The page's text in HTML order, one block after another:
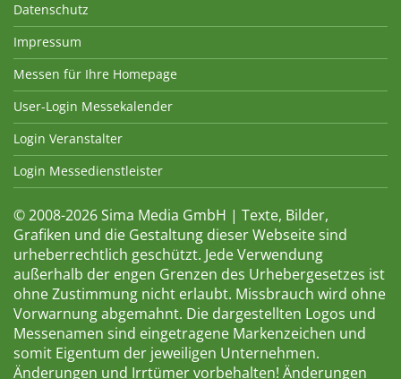
Datenschutz
Impressum
Messen für Ihre Homepage
User-Login Messekalender
Login Veranstalter
Login Messedienstleister
© 2008-2026 Sima Media GmbH | Texte, Bilder,
Grafiken und die Gestaltung dieser Webseite sind
urheberrechtlich geschützt. Jede Verwendung
außerhalb der engen Grenzen des Urhebergesetzes ist
ohne Zustimmung nicht erlaubt. Missbrauch wird ohne
Vorwarnung abgemahnt. Die dargestellten Logos und
Messenamen sind eingetragene Markenzeichen und
somit Eigentum der jeweiligen Unternehmen.
Änderungen und Irrtümer vorbehalten! Änderungen